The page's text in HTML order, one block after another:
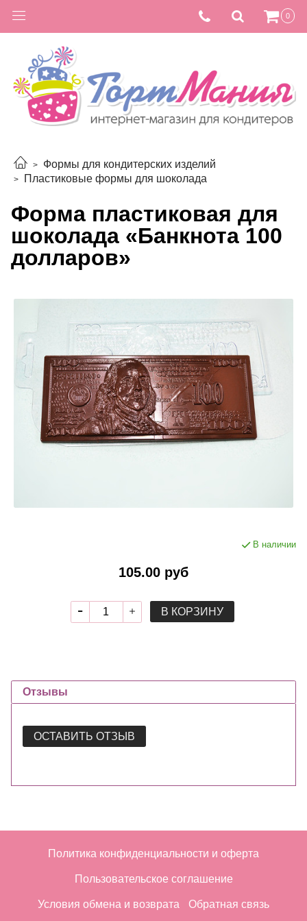
0
Формы для кондитерских изделий
Пластиковые формы для шоколада
Форма пластиковая для
шоколада «Банкнота 100
долларов»
В наличии
105.00 руб
В КОРЗИНУ
Отзывы
ОСТАВИТЬ ОТЗЫВ
Политика конфиденциальности и оферта
Пользовательское соглашение
Условия обмена и возврата Обратная связь